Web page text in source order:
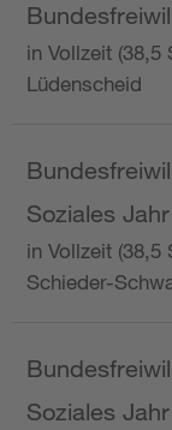
in Vollzeit
Lüdenscheid
Soziales
in Vollzeit
Schieder-
Soziales